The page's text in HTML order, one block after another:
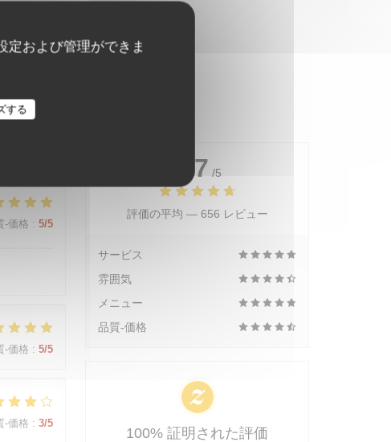
定および管理ができま
する
-価格 : 5/5
-価格 : 5/5
-価格 : 3/5
4.7 /5
評価の平均 — 656 レビュー
サービス
雰囲気
メニュー
品質-価格
100% 証明された評価